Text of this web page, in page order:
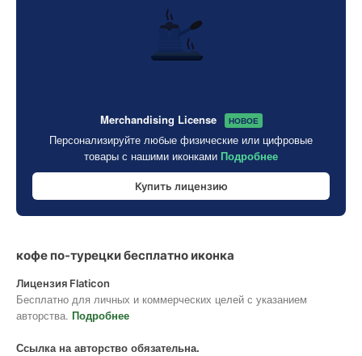
Merchandising License НОВОЕ
Персонализируйте любые физические или цифровые
товары с нашими иконками Подробнее
Купить лицензию
кофе по-турецки бесплатно иконка
Лицензия Flaticon
Бесплатно для личных и коммерческих целей с указанием
авторства. Подробнее
Ссылка на авторство обязательна.